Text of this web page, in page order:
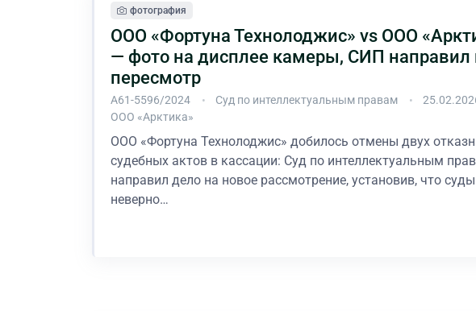
фотография
ООО «Фортуна Технолоджис» vs ООО
— фото на дисплее камеры, СИП направил
пересмотр
А61-5596/2024 Суд по интеллектуальным правам
ООО «Арктика»
ООО «Фортуна Технолоджис» добилось отмены двух
судебных актов в кассации: Суд по интеллектуальным
направил дело на новое рассмотрение, установив, что суды
неверно…